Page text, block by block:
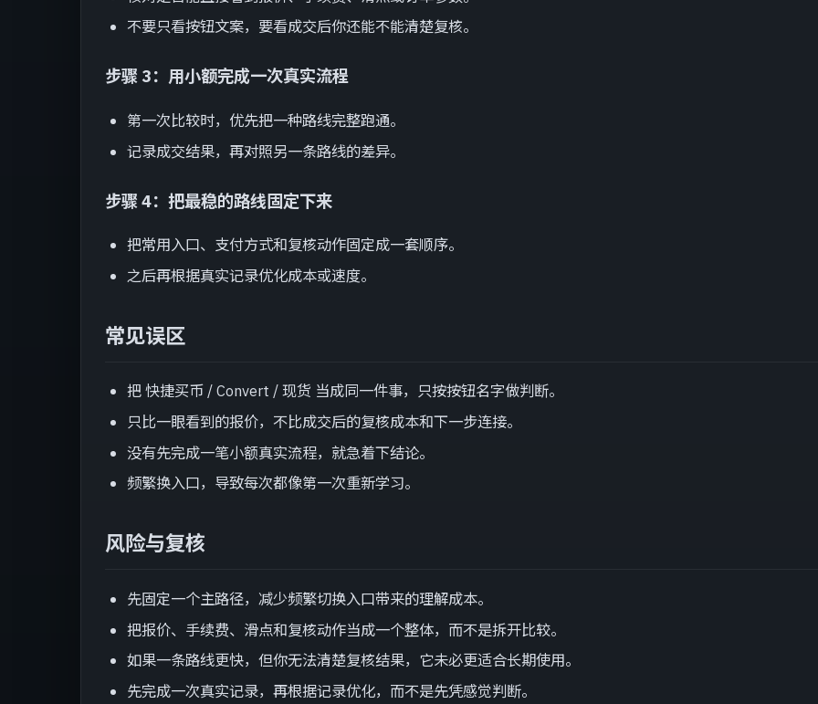
不要只看按钮文案，要看成交后你还能不能清楚复核。
步骤 3：用小额完成一次真实流程
第一次比较时，优先把一种路线完整跑通。
记录成交结果，再对照另一条路线的差异。
步骤 4：把最稳的路线固定下来
把常用入口、支付方式和复核动作固定成一套顺序。
之后再根据真实记录优化成本或速度。
常见误区
把 快捷买币 / Convert / 现货 当成同一件事，只按按钮名字做判断。
只比一眼看到的报价，不比成交后的复核成本和下一步连接。
没有先完成一笔小额真实流程，就急着下结论。
频繁换入口，导致每次都像第一次重新学习。
风险与复核
先固定一个主路径，减少频繁切换入口带来的理解成本。
把报价、手续费、滑点和复核动作当成一个整体，而不是拆开比较。
如果一条路线更快，但你无法清楚复核结果，它未必更适合长期使用。
先完成一次真实记录，再根据记录优化，而不是先凭感觉判断。